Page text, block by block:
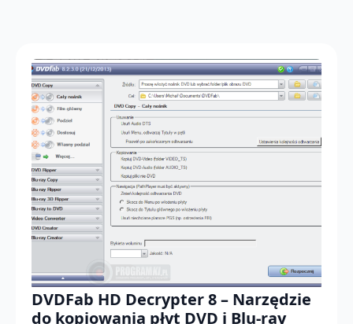
DVDFab HD Decrypter 8 – Narzędzie
do kopiowania płyt DVD i Blu-ray